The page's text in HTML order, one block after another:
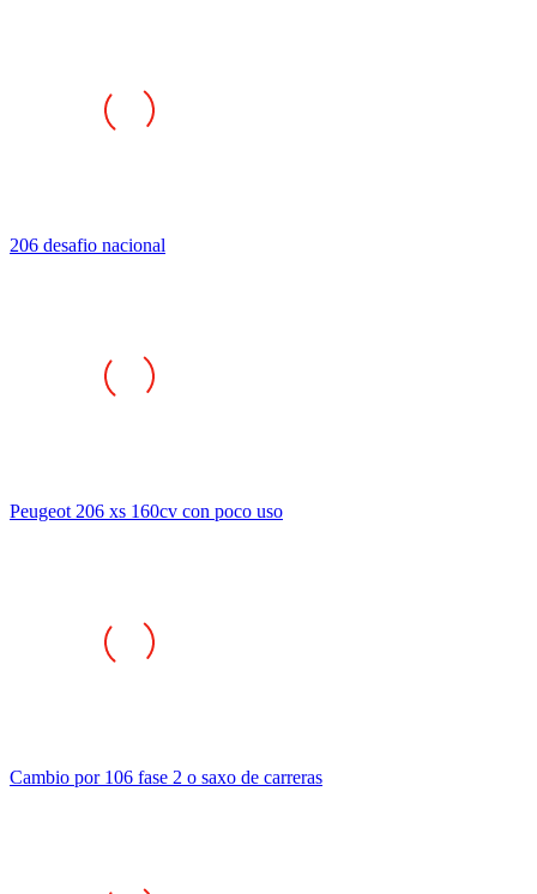
206 desafio nacional
Peugeot 206 xs 160cv con poco uso
Cambio por 106 fase 2 o saxo de carreras